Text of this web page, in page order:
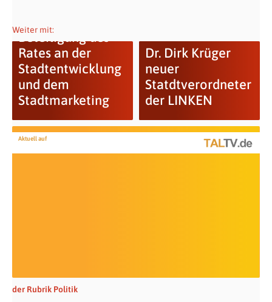
Weiter mit:
Beteiligung des
Rates an der
Stadtentwicklung
und dem
Stadtmarketing
Dr. Dirk Krüger
neuer
Statdtverordneter
der LINKEN
Aktuell auf
der Rubrik Politik